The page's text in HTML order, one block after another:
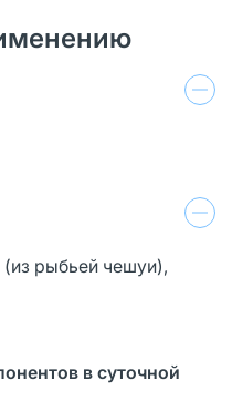
(из рыбьей чешуи),
в суточной